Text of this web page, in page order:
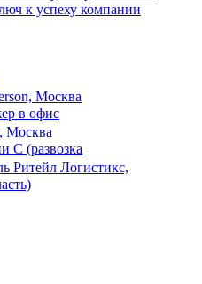
к успеху компании
Москва
в офис
Москва
C (развозка
Ритейл Логистикс,